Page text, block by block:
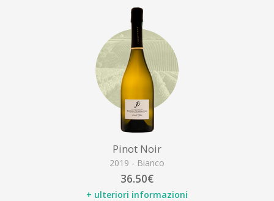
Pinot Noir
2019 - Bianco
36.50€
+ ulteriori informazioni